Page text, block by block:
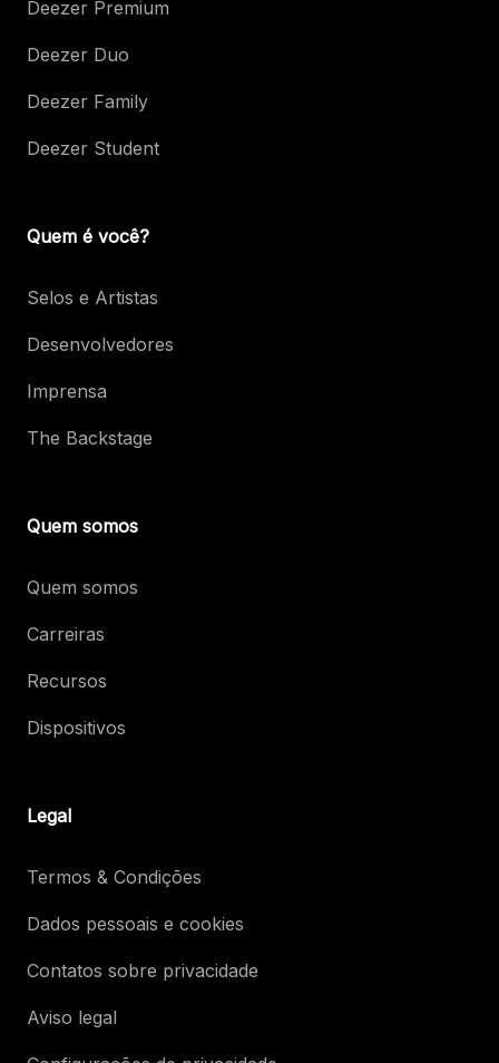
Deezer Premium
Deezer Duo
Deezer Family
Deezer Student
Quem é você?
Selos e Artistas
Desenvolvedores
Imprensa
The Backstage
Quem somos
Quem somos
Carreiras
Recursos
Dispositivos
Legal
Termos & Condições
Dados pessoais e cookies
Contatos sobre privacidade
Aviso legal